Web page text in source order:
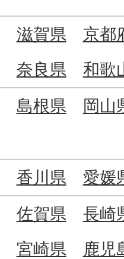
滋賀県
京都
奈良県 和歌
島根県
岡山
香川県 愛媛
佐賀県
長崎
宮崎県
鹿児